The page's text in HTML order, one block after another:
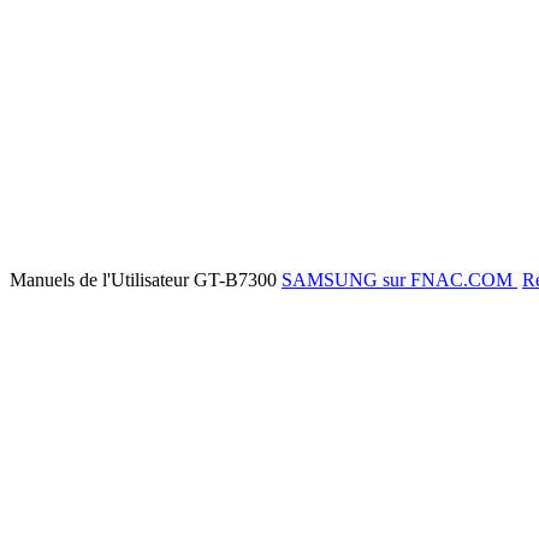
Manuels de l'Utilisateur GT-B7300 SAMSUNG sur FNAC.COM